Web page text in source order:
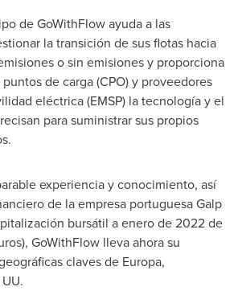
de GoWithFlow ayuda a las
la transición de sus flotas hacia
o sin emisiones y proporciona
de carga (CPO) y proveedores
eléctrica (EMSP) la tecnología y el
para suministrar sus propios
experiencia y conocimiento, así
de la empresa portuguesa Galp
bursátil a enero de 2022 de
GoWithFlow lleva ahora su
claves de Europa,